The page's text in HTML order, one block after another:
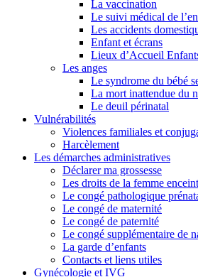
La vaccination
Le suivi médical de
Les accidents
Enfant et écrans
Lieux d’Accueil
Les anges
Le syndrome du bébé
La mort inattendue du
Le deuil périnatal
Vulnérabilités
Violences familiales et
Harcèlement
Les démarches administratives
Déclarer ma grossesse
Les droits de la femme
Le congé pathologique
Le congé de maternité
Le congé de paternité
Le congé supplémentaire de
La garde d’enfants
Contacts et liens utiles
Gynécologie et IVG